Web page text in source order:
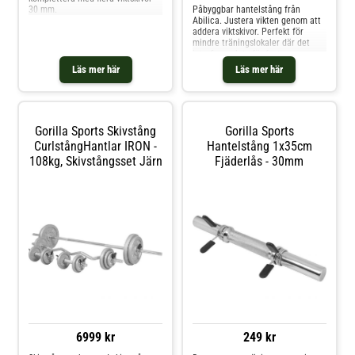
Läs mer här
30 mm.
Läs mer här
Påbyggbar hantelstång från
Abilica. Justera vikten genom att
addera viktskivor. Perfekt för
mindre träningslokaler där det
inte finns plats för fasta
Gorilla Sports Skivstång
CurlstångHantlar IRON -
108kg, Skivstångsset Järn
6999 kr
Gorilla Sports
Hantelstång 1x35cm
Fjäderlås - 30mm
249 kr